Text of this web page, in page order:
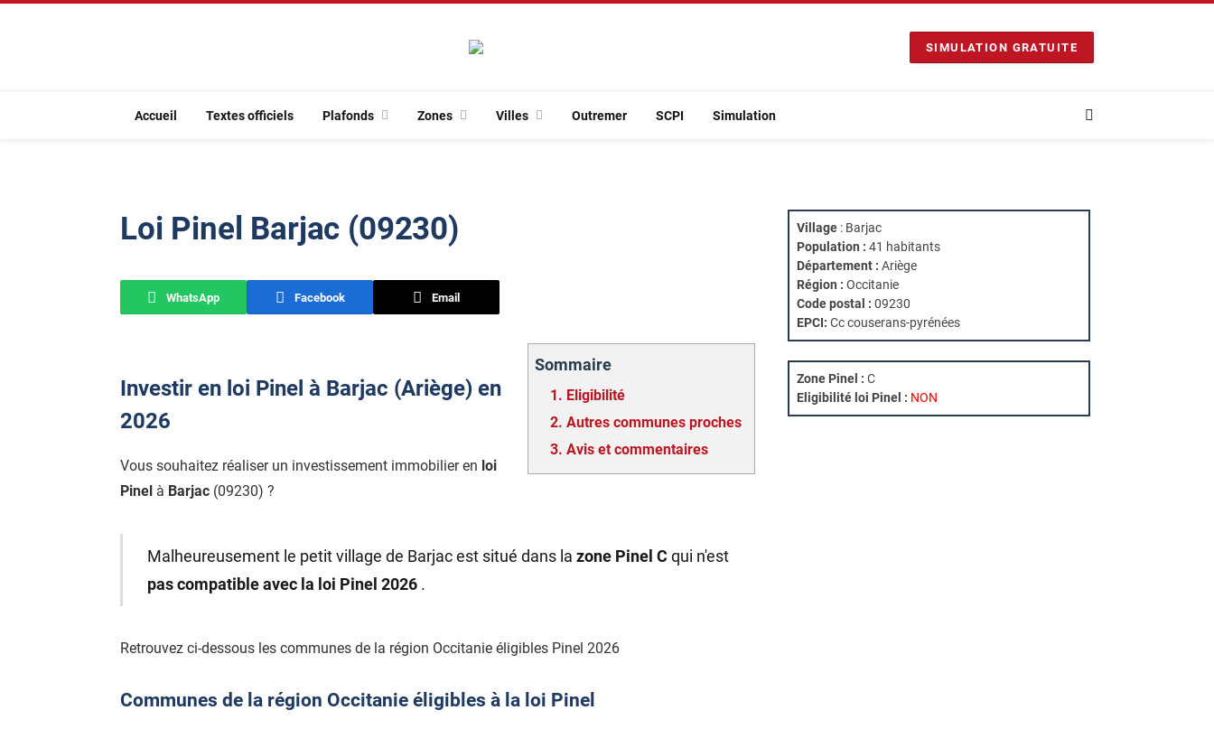
SIMULATION GRATUITE
Accueil Textes officiels Plafonds Zones Villes Outremer SCPI Simulation
Loi Pinel Barjac (09230)
WhatsApp Facebook Email
Sommaire
1. Eligibilité
2. Autres communes proches
3. Avis et commentaires
Investir en loi Pinel à Barjac (Ariège) en
2026
Vous souhaitez réaliser un investissement immobilier en loi
Pinel à Barjac (09230) ?
Malheureusement le petit village de Barjac est situé dans la zone Pinel C qui n'est
pas compatible avec la loi Pinel 2026 .
Retrouvez ci-dessous les communes de la région Occitanie éligibles Pinel 2026
Communes de la région Occitanie éligibles à la loi Pinel
Village : Barjac
Population : 41 habitants
Département : Ariège
Région : Occitanie
Code postal : 09230
EPCI: Cc couserans-pyrénées
Zone Pinel : C
Eligibilité loi Pinel : NON